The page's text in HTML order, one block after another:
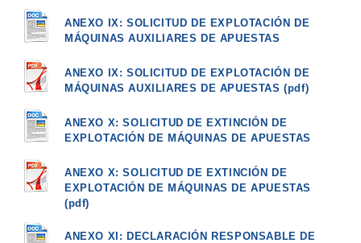
ANEXO IX: SOLICITUD DE EXPLOTACIÓN DE
MÁQUINAS AUXILIARES DE APUESTAS
ANEXO IX: SOLICITUD DE EXPLOTACIÓN DE
MÁQUINAS AUXILIARES DE APUESTAS (pdf)
ANEXO X: SOLICITUD DE EXTINCIÓN DE
EXPLOTACIÓN DE MÁQUINAS DE APUESTAS
ANEXO X: SOLICITUD DE EXTINCIÓN DE
EXPLOTACIÓN DE MÁQUINAS DE APUESTAS
(pdf)
ANEXO XI: DECLARACIÓN RESPONSABLE DE